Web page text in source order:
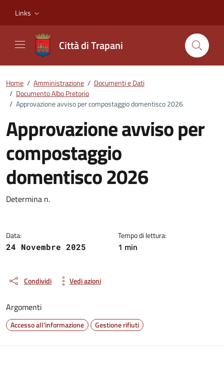
Links
Città di Trapani
Home / Amministrazione / Documenti e Dati
/ Documento Albo Pretorio
/ Approvazione avviso per compostaggio domentisco 2026
Approvazione avviso per
compostaggio
domentisco 2026
Dettagli del documento
Determina n.
Data:
24 Novembre 2025
Tempo di lettura:
1 min
Condividi Vedi azioni
Argomenti
Accesso all'informazione Gestione rifiuti